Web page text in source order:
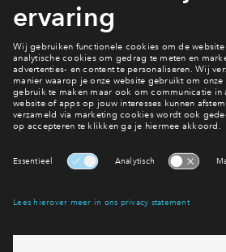
4woningtypes
Nog 2
2 onder 1
Victoria
€ 899.500 - €
Nog 2
€ 599.500 -